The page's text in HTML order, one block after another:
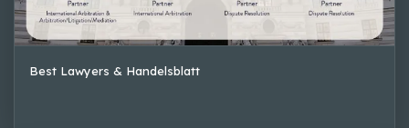
Best Lawyers & Handelsblatt